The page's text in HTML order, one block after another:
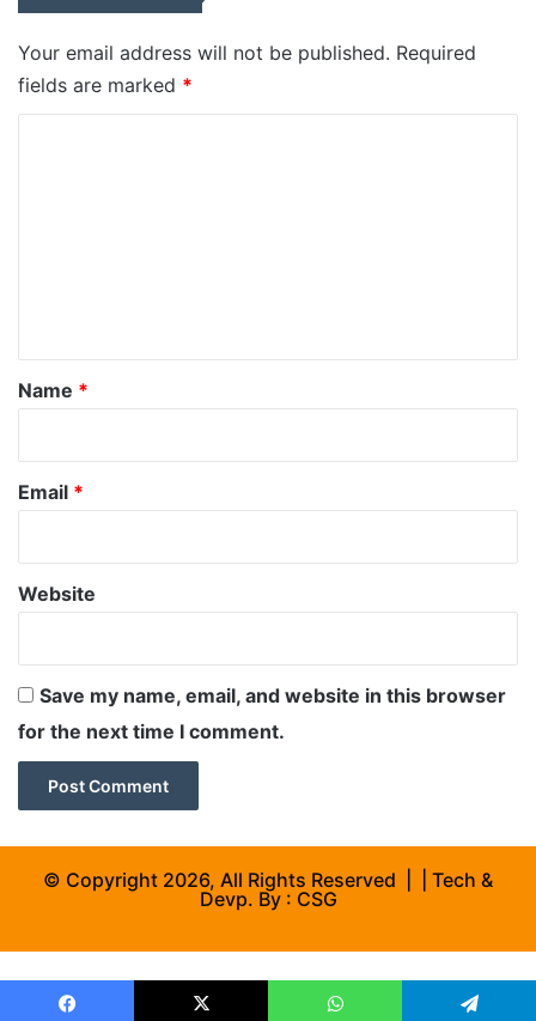
Your email address will not be published. Required
fields are marked *
*
Name *
Email *
Website
Save my name, email, and website in this browser
for the next time I comment.
© Copyright 2026, All Rights Reserved | | Tech &
Devp. By : CSG